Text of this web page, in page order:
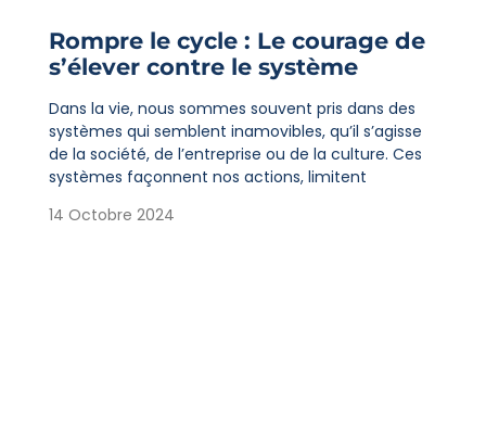
Rompre le cycle : Le courage de
s’élever contre le système
Dans la vie, nous sommes souvent pris dans des
systèmes qui semblent inamovibles, qu’il s’agisse
de la société, de l’entreprise ou de la culture. Ces
systèmes façonnent nos actions, limitent
14 Octobre 2024